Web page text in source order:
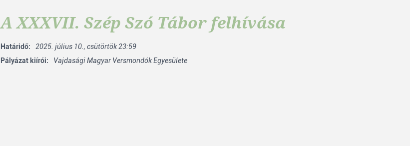
A XXXVII. Szép Szó Tábor felhívása
Határidő:
2025. július 10., csütörtök 23:59
Pályázat kiírói:
Vajdasági Magyar Versmondók Egyesülete